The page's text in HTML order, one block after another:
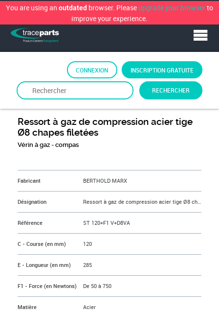
You are using an outdated browser. Please upgrade your browserto
improve your experience.
RECHERCHER
CONNEXION INSCRIPTION GRATUITE
Ressort à gaz de compression acier tige
Ø8 chapes filetées
Vérin à gaz - compas
Fabricant BERTHOLD MARX
Désignation Ressort à gaz de compression acier tige Ø8 chapes filetées course 120mm
Référence ST 120+F1 V+D8VA
C - Course (en mm) 120
E - Longueur (en mm) 285
F1 - Force (en Newtons) De 50 à 750
Matière Acier